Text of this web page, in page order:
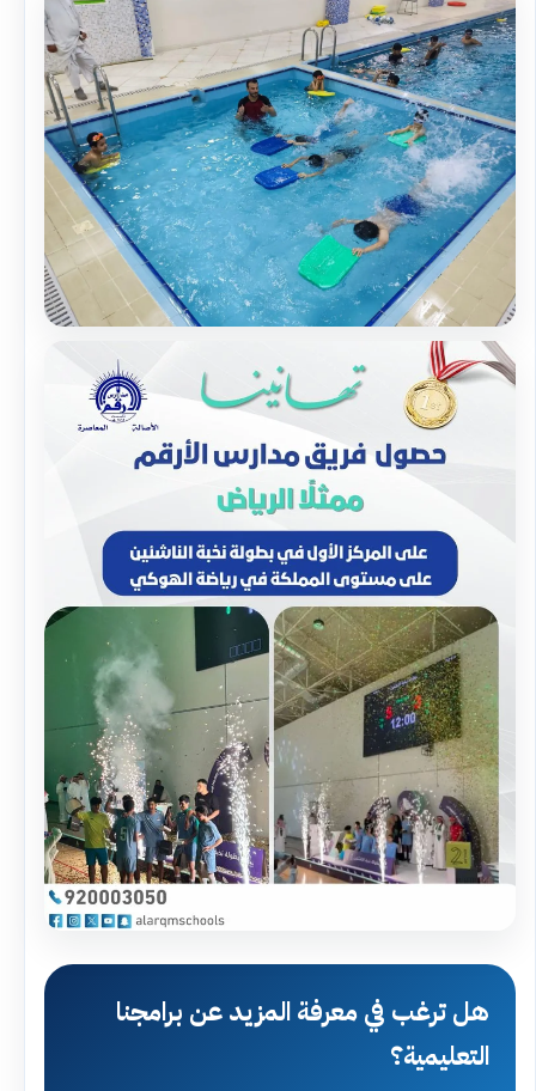
هل ترغب في معرفة المزيد عن برامجنا
التعليمية؟